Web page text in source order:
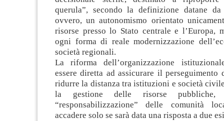
querula”, secondo la definizione datane
ovvero, un autonomismo orientato
risorse presso lo Stato centrale e l’Europa,
ogni forma di reale modernizzazione
società regionali.
La riforma dell’organizzazione
essere diretta ad assicurare il perseguimento
ridurre la distanza tra istituzioni e società
la gestione delle risorse pubbliche,
“responsabilizzazione” delle comunità
accadere solo se sarà data una risposta a due